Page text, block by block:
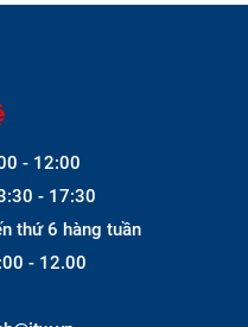
- 12:00
- 17:30
thứ 6 hàng tuần
- 12.00